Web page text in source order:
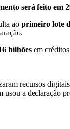
será feito
ao primeiro lote
bilhões em créditos
recursos
a declaração